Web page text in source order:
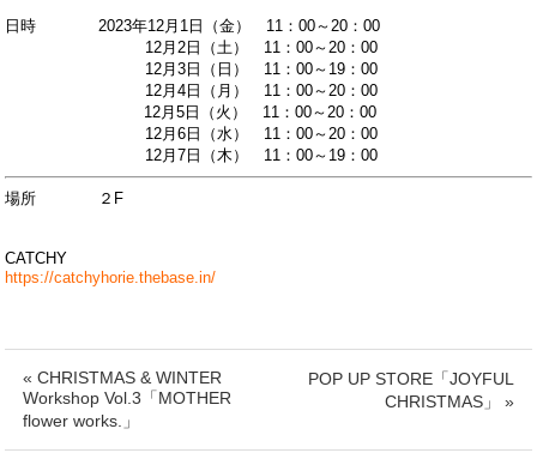
日時 2023年12月1日（金） 11：00～20：00
12月2日（土） 11：00～20：00
12月3日（日） 11：00～19：00
12月4日（月） 11：00～20：00
12月5日（火） 11：00～20：00
12月6日（水） 11：00～20：00
12月7日（木） 11：00～19：00
場所 ２F
CATCHY
https://catchyhorie.thebase.in/
« CHRISTMAS & WINTER
Workshop Vol.3「MOTHER
flower works.」
POP UP STORE「JOYFUL
CHRISTMAS」 »